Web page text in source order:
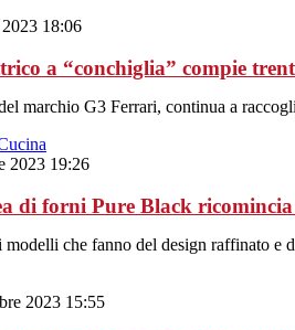
18:06
a “conchiglia” compie
marchio G3 Ferrari, continua a
2023 19:26
di forni Pure Black
modelli che fanno del design raffinato
2023 15:55